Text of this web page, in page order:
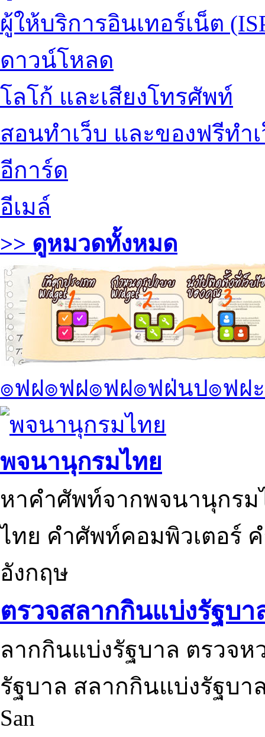
ผู้ให้บริการอินเทอร์เน็ต
ดาวน์โหลด
โลโก้ และเสียงโทรศัพท์
สอนทำเว็บ และของฟรีทำ
อีการ์ด
อีเมล์
>> ดูหมวดทั้งหมด
๏ฟฝ๏ฟฝ๏ฟฝ๏ฟฝ่นป๏ฟฝ
พจนานุกรมไทย
หาคำศัพท์จากพจนานุกรม
ไทย คำศัพท์คอมพิวเตอร์
อังกฤษ
ตรวจสลากกินแบ่งรัฐบา
ลากกินแบ่งรัฐบาล ตรวจ
รัฐบาล สลากกินแบ่งรัฐบา
San